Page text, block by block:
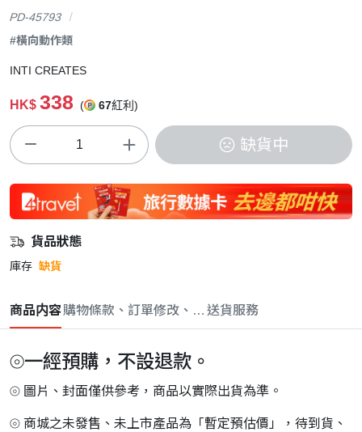
PD-45793
#橫向動作類
INTI CREATES
HK$ 338 ( 67紅利)
缺貨中
貨品狀態
庫存 缺貨
商品内容購物條款、訂單修改、取消與退款政策
送貨服務
⦾一經預購，不設退款。
⦾ 圖片、封面僅供參考，商品以實際出貨為準。
⦾ 商城之未發售、未上市產品為「暫定預估價」，待到貨、